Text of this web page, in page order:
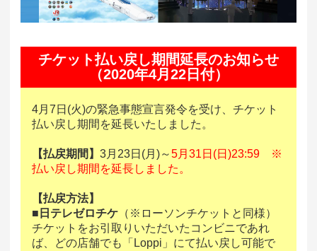
チケット払い戻し期間延長のお知らせ
（2020年4月22日付）
4月7日(火)の緊急事態宣言発令を受け、チケット
払い戻し期間を延長いたしました。
【払戻期間】 3月23日(月)～5月31日(日)23:59 ※
払い戻し期間を延長しました。
【払戻方法】
■ 日テレゼロチケ （※ローソンチケットと同様）
チケットをお引取りいただいたコンビニであれ
ば、どの店舗でも「Loppi」にて払い戻し可能で